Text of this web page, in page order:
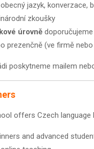
jazyk, konverzace,
zkoušky
úrovně
prezenčně (ve firmě
poskytneme mailem
offers Czech
and advanced